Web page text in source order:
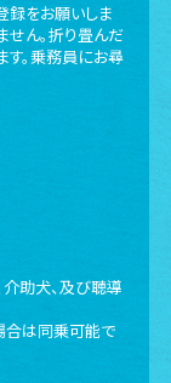
録をお願いしま
せん。折り畳んだ
す。乗務員にお尋
助犬、及び聴導
合は同乗可能で